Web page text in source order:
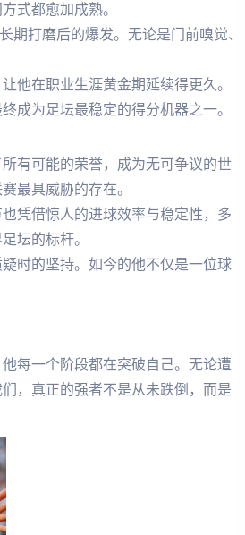
式都愈加成熟。
期打磨后的爆发。无论是门前嗅觉、
他在职业生涯黄金期延续得更久。
成为足坛最稳定的得分机器之一。
有可能的荣誉，成为无可争议的世
最具威胁的存在。
凭借惊人的进球效率与稳定性，多
坛的标杆。
时的坚持。如今的他不仅是一位球
每一个阶段都在突破自己。无论遭
，真正的强者不是从未跌倒，而是